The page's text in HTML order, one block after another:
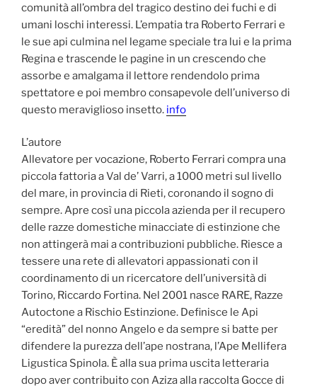
comunità all’ombra del tragico destino dei fuchi e di
umani loschi interessi. L’empatia tra Roberto Ferrari e
le sue api culmina nel legame speciale tra lui e la prima
Regina e trascende le pagine in un crescendo che
assorbe e amalgama il lettore rendendolo prima
spettatore e poi membro consapevole dell’universo di
questo meraviglioso insetto. info
L’autore
Allevatore per vocazione, Roberto Ferrari compra una
piccola fattoria a Val de’ Varri, a 1000 metri sul livello
del mare, in provincia di Rieti, coronando il sogno di
sempre. Apre così una piccola azienda per il recupero
delle razze domestiche minacciate di estinzione che
non attingerà mai a contribuzioni pubbliche. Riesce a
tessere una rete di allevatori appassionati con il
coordinamento di un ricercatore dell’università di
Torino, Riccardo Fortina. Nel 2001 nasce RARE, Razze
Autoctone a Rischio Estinzione. Definisce le Api
“eredità” del nonno Angelo e da sempre si batte per
difendere la purezza dell’ape nostrana, l’Ape Mellifera
Ligustica Spinola. È alla sua prima uscita letteraria
dopo aver contribuito con Aziza alla raccolta Gocce di